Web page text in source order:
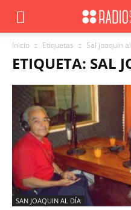
Inicio Etiquetas Sal joaquin
ETIQUETA: SAL
SAN JOAQUIN AL DÍA